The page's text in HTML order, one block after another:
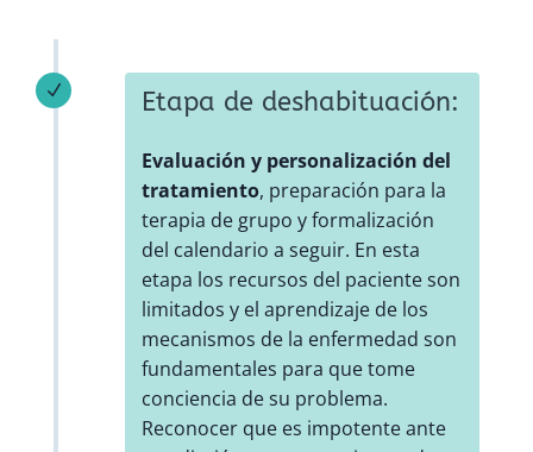
N Etapa de deshabituación:
Evaluación y personalización del
tratamiento, preparación para la
terapia de grupo y formalización
del calendario a seguir. En esta
etapa los recursos del paciente son
limitados y el aprendizaje de los
mecanismos de la enfermedad son
fundamentales para que tome
conciencia de su problema.
Reconocer que es impotente ante